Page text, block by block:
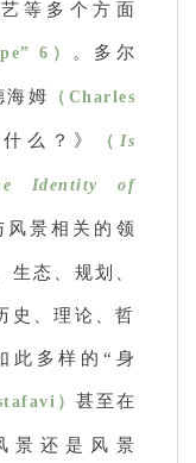
等多个方面
6） 。多尔
海姆 （Charles
么？》 （ Is
Identity of
风景相关的领
态、规划、
史、理论、哲
此多样的“身
） 甚至在
景还是风景